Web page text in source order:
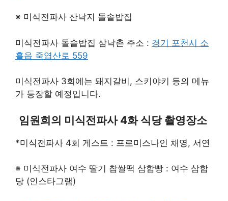
※ 미식전파사 산낙지 돌솥밥집
미식전파사 돌솥밥집 삼낙촌 주소 : 경기 포천시 소
흘읍 죽엽산로 559
미식전파사 3회에는 돼지갈비, 스키야키 등의 메뉴
가 등장할 예정입니다.
임원희의 미식전파사 4화 식당 촬영장소
*미식전파사 4회 게스트 : 프로미스나인 채영, 서연
※ 미식전파사 여수 딸기 찹쌀떡 삼합빵 : 여수 삼합
당 (인스타그램)